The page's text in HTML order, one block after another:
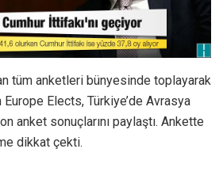
tüm anketleri bünyesinde toplayarak
Elects, Türkiye’de Avrasya
anket sonuçlarını paylaştı. Ankette
dikkat çekti.